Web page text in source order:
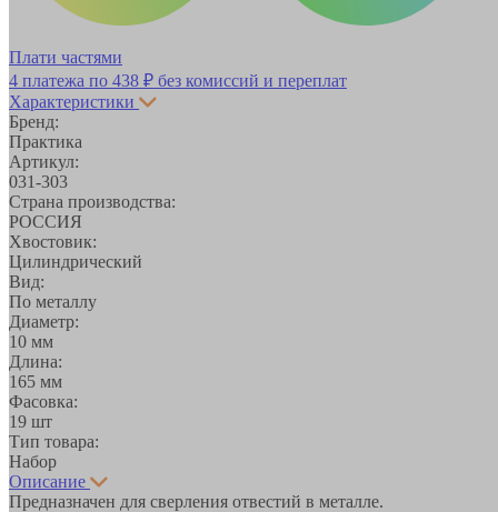
Плати частями
4 платежа по 438 ₽ без комиссий и переплат
Характеристики
Бренд:
Практика
Артикул:
031-303
Страна производства:
РОССИЯ
Хвостовик:
Цилиндрический
Вид:
По металлу
Диаметр:
10 мм
Длина:
165 мм
Фасовка:
19 шт
Тип товара:
Набор
Описание
Предназначен для сверления отвестий в металле.